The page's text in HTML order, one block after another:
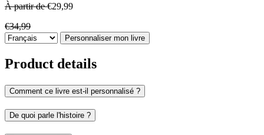
À partir de€29,99
€34,99
Personnaliser mon livre
Product details
Comment ce livre est-il personnalisé ?
De quoi parle l'histoire ?